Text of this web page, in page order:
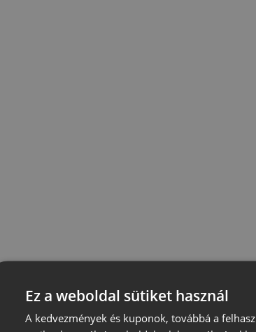
Ez a weboldal sütiket használ
A kedvezmények és kuponok, továbbá a